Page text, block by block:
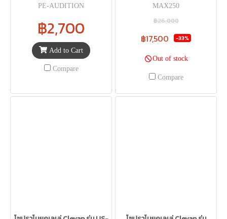
PE-AUDITION
฿2,700
Add to Cart
Compare
MAX250
฿26,000
฿17,500 -33%
Out of stock
Compare